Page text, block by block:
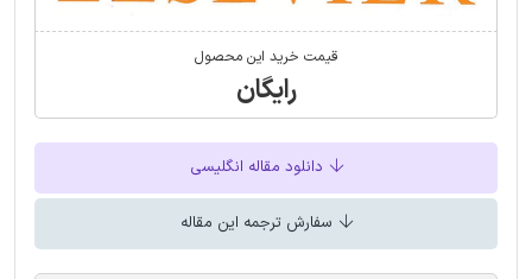
قیمت خرید این محصول
رایگان
دانلود مقاله انگلیسی
سفارش ترجمه این مقاله